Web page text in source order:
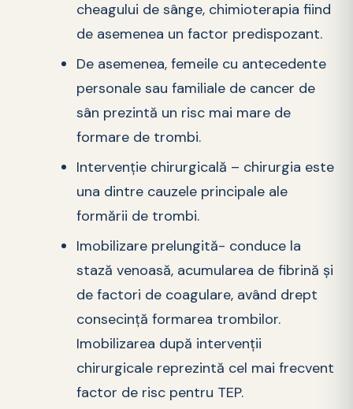
cheagului de sânge, chimioterapia fiind
de asemenea un factor predispozant.
De asemenea, femeile cu antecedente
personale sau familiale de cancer de
sân prezintă un risc mai mare de
formare de trombi.
Intervenție chirurgicală – chirurgia este
una dintre cauzele principale ale
formării de trombi.
Imobilizare prelungită- conduce la
stază venoasă, acumularea de fibrină şi
de factori de coagulare, având drept
consecinţă formarea trombilor.
Imobilizarea după intervenţii
chirurgicale reprezintă cel mai frecvent
factor de risc pentru TEP.